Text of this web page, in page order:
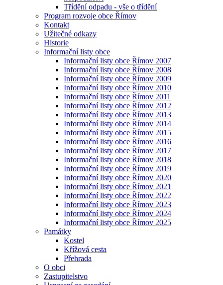
Třídění odpadu - vše o třídění
Program rozvoje obce Římov
Kontakt
Užitečné odkazy
Historie
Informační listy obce
Informační listy obce Římov 2007
Informační listy obce Římov 2008
Informační listy obce Římov 2009
Informační listy obce Římov 2010
Informační listy obce Římov 2011
Informační listy obce Římov 2012
Informační listy obce Římov 2013
Informační listy obce Římov 2014
Informační listy obce Římov 2015
Informační listy obce Římov 2016
Informační listy obce Římov 2017
Informační listy obce Římov 2018
Informační listy obce Římov 2019
Informační listy obce Římov 2020
Informační listy obce Římov 2021
Informační listy obce Římov 2022
Informační listy obce Římov 2023
Informační listy obce Římov 2024
Informační listy obce Římov 2025
Památky
Kostel
Křížová cesta
Přehrada
O obci
Zastupitelstvo